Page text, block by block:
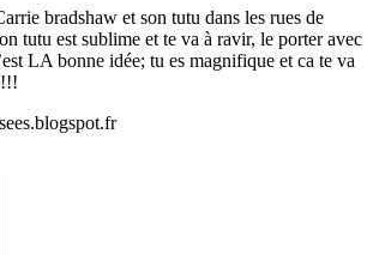
bradshaw et son tutu dans les rues de
tutu est sublime et te va à ravir, le porter avec
LA bonne idée; tu es magnifique et ca te va